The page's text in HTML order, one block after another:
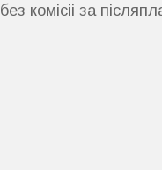
комісіі за